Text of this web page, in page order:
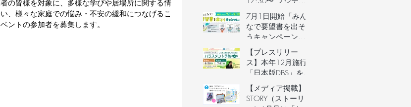
の皆様を対象に、多様な学びや居場所に関する情
、様々な家庭での悩み・不安の緩和につなげるこ
ントの参加者を募集します。
制度づくりへ
ビ「イット！」で
街のとまり木が紹
介されました！
7月1日開始「みん
なで要望書を出そ
うキャンペーン」
のご案内&7月3日
説明会開催
【プレスリリー
ス】本年12月施行
「日本版DBS」を見
据え、フリースク
ール運営者など子
どもに関わる大人
【メディア掲載】
STORY（ストーリ